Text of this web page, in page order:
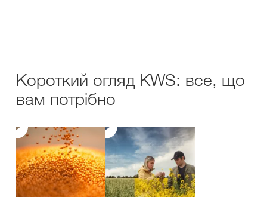
Короткий огляд KWS: все, що
вам потрібно